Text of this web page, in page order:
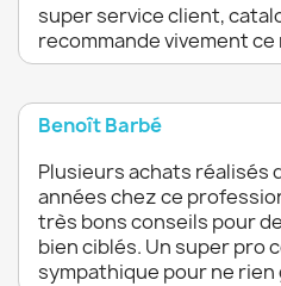
super service client,
recommande vivement ce
Benoît Barbé
Plusieurs achats réalisés
années chez ce
très bons conseils pour
bien ciblés. Un super pro
sympathique pour ne rien